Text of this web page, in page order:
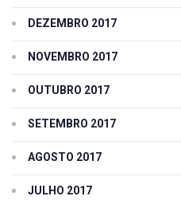
DEZEMBRO 2017
NOVEMBRO 2017
OUTUBRO 2017
SETEMBRO 2017
AGOSTO 2017
JULHO 2017